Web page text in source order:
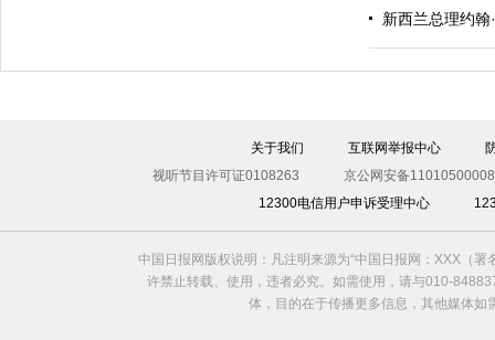
新西兰总理约翰
关于我们 互联网举报中心
视听节目许可证0108263
京公网安备
12300电信用户申诉受理中心
中国日报网版权说明：凡注明来源为“中国日报网：XXX（
许禁止转载、使用，违者必究。如需使用，请与010-
体，目的在于传播更多信息，其他媒体